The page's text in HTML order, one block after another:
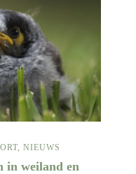
NIEUWS
in weiland en